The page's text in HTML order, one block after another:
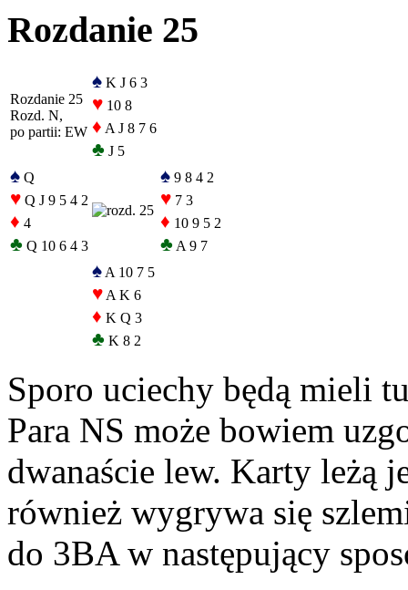
Rozdanie 25
Rozdanie 25
Rozd. N,
po partii: EW
♠ K J 6 3
♥ 10 8
♦ A J 8 7 6
♣ J 5
♠ Q
♥ Q J 9 5 4 2
♦ 4
♣ Q 10 6 4 3
♠ 9 8 4 2
♥ 7 3
♦ 10 9 5 2
♣ A 9 7
♠ A 10 7 5
♥ A K 6
♦ K Q 3
♣ K 8 2
Sporo uciechy będą mieli
Para NS może bowiem
dwanaście lew. Karty leżą
również wygrywa się
do 3BA w następujący